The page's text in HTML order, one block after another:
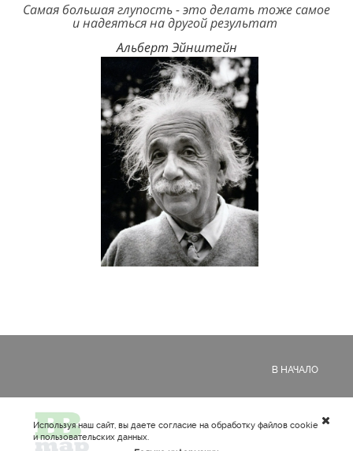
Самая большая глупость - это делать тоже самое
и надеяться на другой результат
Альберт Эйнштейн
В НАЧАЛО
Используя наш сайт, вы даете согласие на обработку файлов cookie
и пользовательских данных.